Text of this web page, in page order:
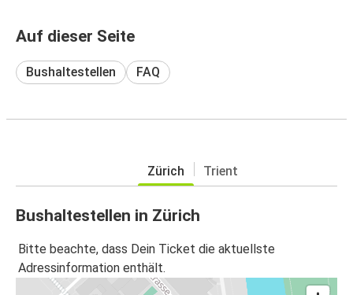
Auf dieser Seite
Bushaltestellen FAQ
Zürich Trient
Bushaltestellen in Zürich
Bitte beachte, dass Dein Ticket die aktuellste
Adressinformation enthält.